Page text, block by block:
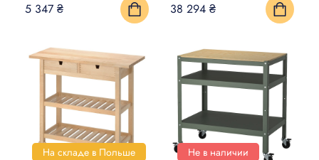
5 347 ₴
38 294 ₴
На складе в Польше Не в наличии